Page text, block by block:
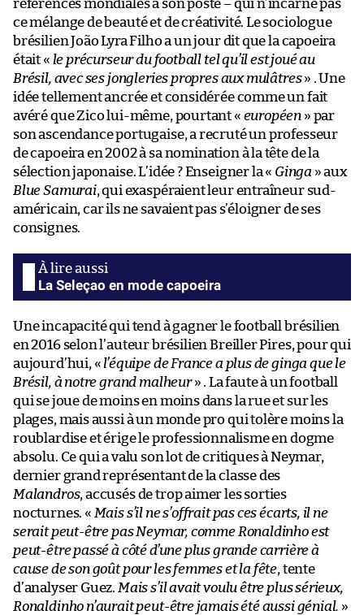
références mondiales à son poste – qui n’incarne pas
ce mélange de beauté et de créativité. Le sociologue
brésilien João Lyra Filho a un jour dit que la capoeira
était « le précurseur du football tel qu’il est joué au
Brésil, avec ses jongleries propres aux mulâtres» . Une
idée tellement ancrée et considérée comme un fait
avéré que Zico lui-même, pourtant « européen » par
son ascendance portugaise, a recruté un professeur
de capoeira en 2002 à sa nomination à la tête de la
sélection japonaise. L’idée ? Enseigner la « Ginga » aux
Blue Samurai, qui exaspéraient leur entraîneur sud-
américain, car ils ne savaient pas s’éloigner de ses
consignes.
La Seleçao en mode capoeira
Une incapacité qui tend à gagner le football brésilien
en 2016 selon l’auteur brésilien Breiller Pires, pour qui
aujourd’hui, « l’équipe de France a plus de ginga que le
Brésil, à notre grand malheur» . La faute à un football
qui se joue de moins en moins dans la rue et sur les
plages, mais aussi à un monde pro qui tolère moins la
roublardise et érige le professionnalisme en dogme
absolu. Ce qui a valu son lot de critiques à Neymar,
dernier grand représentant de la classe des
Malandros, accusés de trop aimer les sorties
nocturnes. « Mais s’il ne s’offrait pas ces écarts, il ne
serait peut-être pas Neymar, comme Ronaldinho est
peut-être passé à côté d’une plus grande carrière à
cause de son goût pour les femmes et la fête, tente
d’analyser Guez. Mais s’il avait voulu être plus sérieux,
Ronaldinho n’aurait peut-être jamais été aussi génial. »